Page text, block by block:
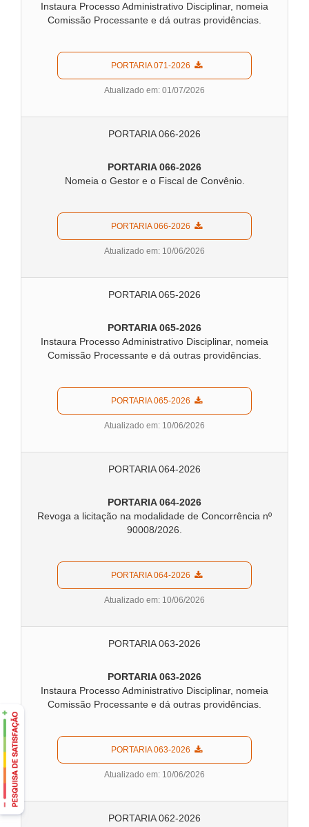
Instaura Processo Administrativo Disciplinar, nomeia
Comissão Processante e dá outras providências.
  PORTARIA 071-2026
Atualizado em: 01/07/2026
PORTARIA 066-2026
PORTARIA 066-2026
Nomeia o Gestor e o Fiscal de Convênio.
  PORTARIA 066-2026
Atualizado em: 10/06/2026
PORTARIA 065-2026
PORTARIA 065-2026
Instaura Processo Administrativo Disciplinar, nomeia
Comissão Processante e dá outras providências.
  PORTARIA 065-2026
Atualizado em: 10/06/2026
PORTARIA 064-2026
PORTARIA 064-2026
Revoga a licitação na modalidade de Concorrência nº
90008/2026.
  PORTARIA 064-2026
Atualizado em: 10/06/2026
PORTARIA 063-2026
PORTARIA 063-2026
Instaura Processo Administrativo Disciplinar, nomeia
Comissão Processante e dá outras providências.
  PORTARIA 063-2026
Atualizado em: 10/06/2026
PORTARIA 062-2026